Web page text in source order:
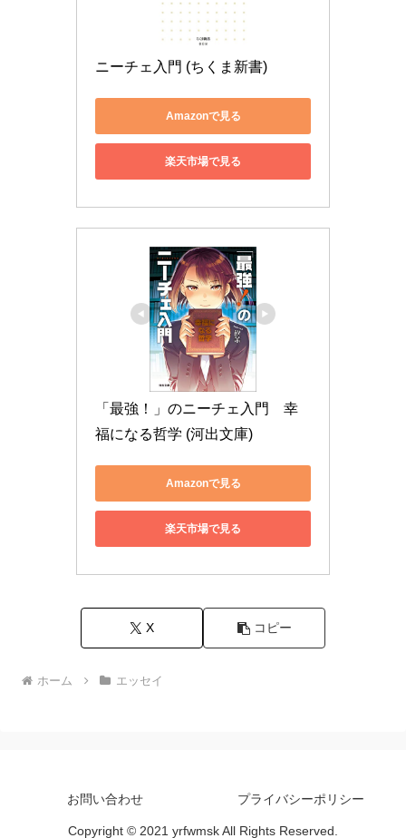
ニーチェ入門 (ちくま新書)
Amazonで見る
楽天市場で見る
「最強！」のニーチェ入門　幸
福になる哲学 (河出文庫)
Amazonで見る
楽天市場で見る
X コピー
ホーム エッセイ
お問い合わせ プライバシーポリシー
Copyright © 2021 yrfwmsk All Rights Reserved.